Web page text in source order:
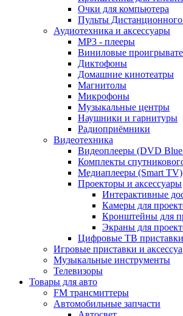
Очки для компьютера
Пульты
Аудиотехника и аксессуары
MP3 - плееры
Виниловые
Диктофоны
Домашние кинотеатры
Магнитолы
Микрофоны
Музыкальные центры
Наушники и гарнитуры
Радиоприёмники
Видеотехника
Видеоплееры (DVD
Комплекты
Медиаплееры (Smart TV)
Проекторы и аксессуары
Интерактивные
Камеры для
Кронштейны для
Экраны для
Цифровые ТВ приставки
Игровые приставки и
Музыкальные инструменты
Телевизоры
Товары для авто
FM трансмиттеры
Автомобильные запчасти